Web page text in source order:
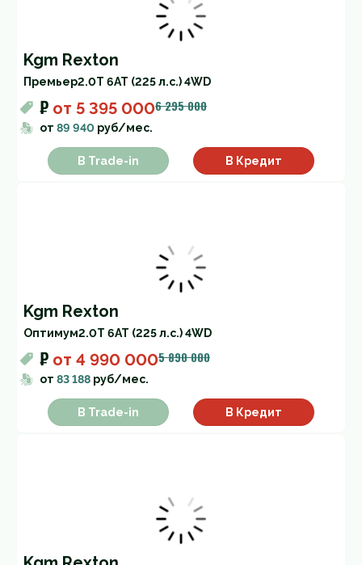
Kgm Rexton
Премьер2.0T 6AT (225 л.с.) 4WD
₽ от 5 395 0006 295 000
от 89 940 руб/мес.
В Trade-in В Кредит
Kgm Rexton
Оптимум2.0T 6AT (225 л.с.) 4WD
₽ от 4 990 0005 890 000
от 83 188 руб/мес.
В Trade-in В Кредит